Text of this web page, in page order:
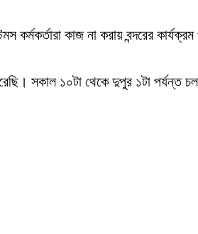
কর্মকর্তারা কাজ না করায় বন্দরের
সকাল ১০টা থেকে দুপুর ১টা পর্যন্ত